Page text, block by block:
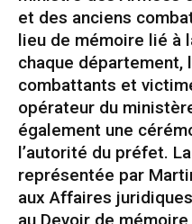
et des anciens
lieu de mémoire lié à
chaque département,
combattants et
opérateur du
également une
l’autorité du préfet.
représentée par
aux Affaires